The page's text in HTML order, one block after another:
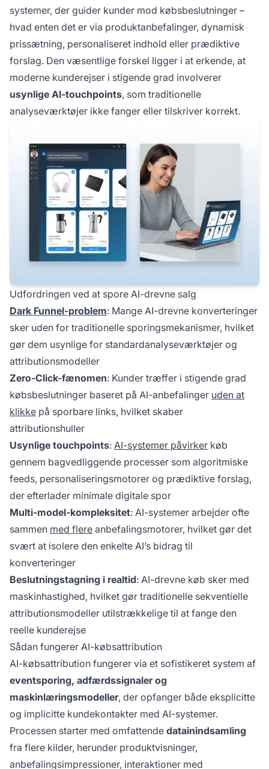
systemer, der guider kunder mod købsbeslutninger –
hvad enten det er via produktanbefalinger, dynamisk
prissætning, personaliseret indhold eller prædiktive
forslag. Den væsentlige forskel ligger i at erkende, at
moderne kunderejser i stigende grad involverer
usynlige AI-touchpoints, som traditionelle
analyseværktøjer ikke fanger eller tilskriver korrekt.
Udfordringen ved at spore AI-drevne salg
Dark Funnel-problem: Mange AI-drevne konverteringer
sker uden for traditionelle sporingsmekanismer, hvilket
gør dem usynlige for standardanalyseværktøjer og
attributionsmodeller
Zero-Click-fænomen: Kunder træffer i stigende grad
købsbeslutninger baseret på AI-anbefalinger uden at
klikke på sporbare links, hvilket skaber
attributionshuller
Usynlige touchpoints: AI-systemer påvirker køb
gennem bagvedliggende processer som algoritmiske
feeds, personaliseringsmotorer og prædiktive forslag,
der efterlader minimale digitale spor
Multi-model-kompleksitet: AI-systemer arbejder ofte
sammen med flere anbefalingsmotorer, hvilket gør det
svært at isolere den enkelte AI’s bidrag til
konverteringer
Beslutningstagning i realtid: AI-drevne køb sker med
maskinhastighed, hvilket gør traditionelle sekventielle
attributionsmodeller utilstrækkelige til at fange den
reelle kunderejse
Sådan fungerer AI-købsattribution
AI-købsattribution fungerer via et sofistikeret system af
eventsporing, adfærdssignaler og
maskinlæringsmodeller, der opfanger både eksplicitte
og implicitte kundekontakter med AI-systemer.
Processen starter med omfattende datainindsamling
fra flere kilder, herunder produktvisninger,
anbefalingsimpressioner, interaktioner med